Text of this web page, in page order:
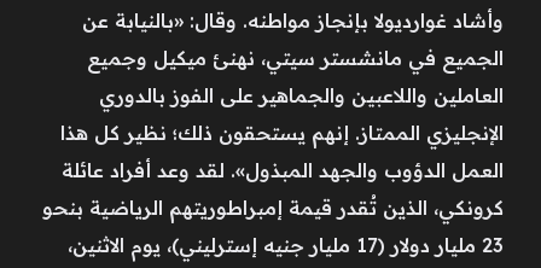
وأشاد غوارديولا بإنجاز مواطنه. وقال: «بالنيابة عن
الجميع في مانشستر سيتي، نهنئ ميكيل وجميع
العاملين واللاعبين والجماهير على الفوز بالدوري
الإنجليزي الممتاز. إنهم يستحقون ذلك؛ نظير كل هذا
العمل الدؤوب والجهد المبذول». لقد وعد أفراد عائلة
كرونكي، الذين تُقدر قيمة إمبراطوريتهم الرياضية بنحو
23 مليار دولار (17 مليار جنيه إسترليني)، يوم الاثنين،